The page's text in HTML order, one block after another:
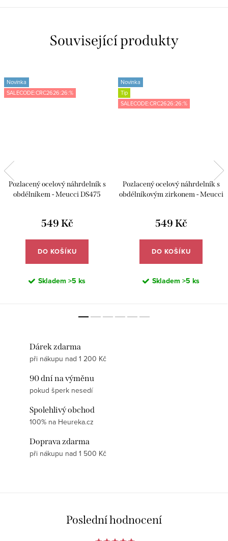
Související produkty
Novinka
SALECODE:CRC2626:26:%
Pozlacený ocelový náhrdelník s
obdélníkem - Meucci DS475
549 Kč
DO KOŠÍKU
Skladem >5 ks
Novinka
Tip
SALECODE:CRC2626:26:%
Pozlacený ocelový náhrdelník s
obdélníkovým zirkonem - Meucci
549 Kč
DO KOŠÍKU
Skladem >5 ks
Dárek zdarma
při nákupu nad 1 200 Kč
90 dní na výměnu
pokud šperk nesedí
Spolehlivý obchod
100% na Heureka.cz
Doprava zdarma
při nákupu nad 1 500 Kč
Poslední hodnocení